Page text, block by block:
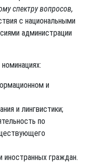
спектру вопросов,
с национальными
администрации
и
и лингвистики;
по
иностранных граждан.